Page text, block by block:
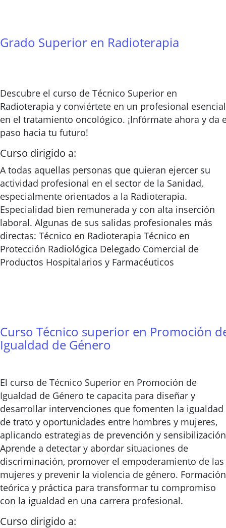
Grado Superior en Radioterapia
Descubre el curso de Técnico Superior en
Radioterapia y conviértete en un profesional esencial
en el tratamiento oncológico. ¡Infórmate ahora y da
paso hacia tu futuro!
Curso dirigido a:
A todas aquellas personas que quieran ejercer su
actividad profesional en el sector de la Sanidad,
especialmente orientados a la Radioterapia.
Especialidad bien remunerada y con alta inserción
laboral. Algunas de sus salidas profesionales más
directas: Técnico en Radioterapia Técnico en
Protección Radiológica Delegado Comercial de
Productos Hospitalarios y Farmacéuticos
Curso Técnico superior en Promoción
Igualdad de Género
El curso de Técnico Superior en Promoción de
Igualdad de Género te capacita para diseñar y
desarrollar intervenciones que fomenten la igualdad
de trato y oportunidades entre hombres y mujeres,
aplicando estrategias de prevención y
Aprende a detectar y abordar situaciones de
discriminación, promover el empoderamiento de las
mujeres y prevenir la violencia de género. Formación
teórica y práctica para transformar tu compromiso
con la igualdad en una carrera profesional.
Curso dirigido a: